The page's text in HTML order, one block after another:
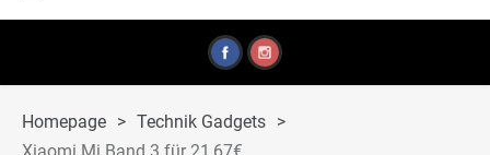
Homepage > Technik Gadgets >